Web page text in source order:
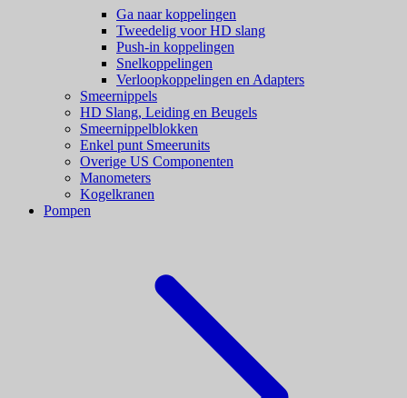
Ga naar koppelingen
Tweedelig voor HD slang
Push-in koppelingen
Snelkoppelingen
Verloopkoppelingen en Adapters
Smeernippels
HD Slang, Leiding en Beugels
Smeernippelblokken
Enkel punt Smeerunits
Overige US Componenten
Manometers
Kogelkranen
Pompen